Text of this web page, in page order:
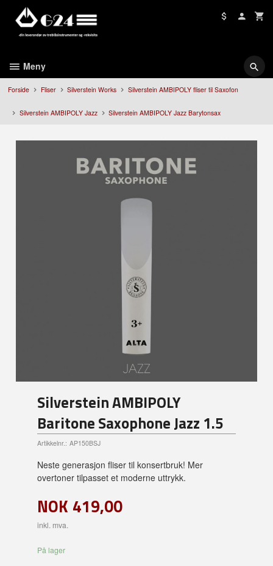
innholdet
Meny
Forside Fliser Silverstein Works Silverstein AMBIPOLY fliser til Saxofon
Silverstein AMBIPOLY Jazz Silverstein AMBIPOLY Jazz Barytonsax
Silverstein AMBIPOLY
Baritone Saxophone Jazz 1.5
Artikkelnr.: AP150BSJ
Neste generasjon fliser til konsertbruk! Mer
overtoner tilpasset et moderne uttrykk.
NOK 419,00
inkl. mva.
På lager